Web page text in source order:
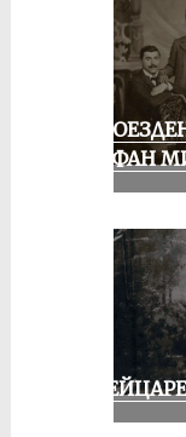
СТЕФАН